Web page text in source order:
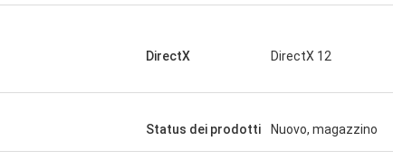
DirectX DirectX 12
Status dei prodotti Nuovo, magazzino